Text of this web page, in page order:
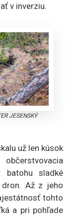
v inverziu.
JESENSKÝ
už len kúsok
batohu sladké
dron. Až z jeho
tohto
a pri pohľade